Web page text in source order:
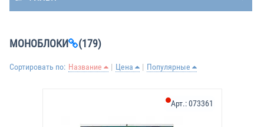
МОНОБЛОКИ (179)
Сортировать по: Название Цена Популярные
Арт.:073361